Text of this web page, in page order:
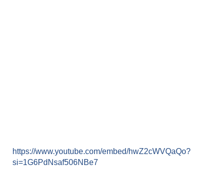
https://www.youtube.com/embed/hwZ2cWVQaQo?
si=1G6PdNsaf506NBe7